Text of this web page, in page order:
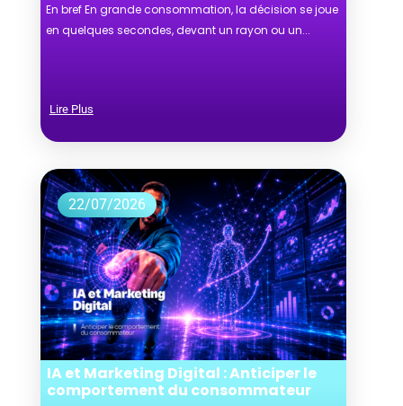
En bref En grande consommation, la décision se joue
en quelques secondes, devant un rayon ou un...
Lire Plus
IA et Marketing Digital : Anticiper le
comportement du consommateur
22/07/2026